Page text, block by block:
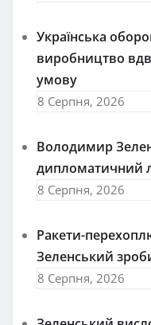
Українська
виробництво
умову
8 Серпня, 2026
Володимир
дипломатичний
8 Серпня, 2026
Ракети-
Зеленський
8 Серпня, 2026